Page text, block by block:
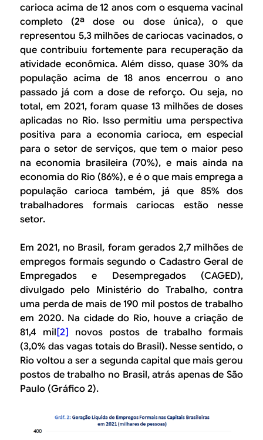
carioca acima de 12 anos com o esquema vacinal
completo (2ª dose ou dose única), o que
representou 5,3 milhões de cariocas vacinados, o
que contribuiu fortemente para recuperação da
atividade econômica. Além disso, quase 30% da
população acima de 18 anos encerrou o ano
passado já com a dose de reforço. Ou seja, no
total, em 2021, foram quase 13 milhões de doses
aplicadas no Rio. Isso permitiu uma perspectiva
positiva para a economia carioca, em especial
para o setor de serviços, que tem o maior peso
na economia brasileira (70%), e mais ainda na
economia do Rio (86%), e é o que mais emprega a
população carioca também, já que 85% dos
trabalhadores formais cariocas estão nesse
setor.
Em 2021, no Brasil, foram gerados 2,7 milhões de
empregos formais segundo o Cadastro Geral de
Empregados e Desempregados (CAGED),
divulgado pelo Ministério do Trabalho, contra
uma perda de mais de 190 mil postos de trabalho
em 2020. Na cidade do Rio, houve a criação de
81,4 mil[2] novos postos de trabalho formais
(3,0% das vagas totais do Brasil). Nesse sentido, o
Rio voltou a ser a segunda capital que mais gerou
postos de trabalho no Brasil, atrás apenas de São
Paulo (Gráfico 2).